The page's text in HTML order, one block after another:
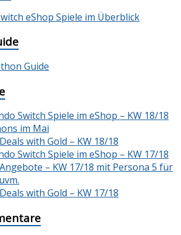
Switch Spiele im eShop – KW 18/18
im Mai
with Gold – KW 18/18
Switch Spiele im eShop – KW 17/18
– KW 17/18 mit Persona 5 für
with Gold – KW 17/18